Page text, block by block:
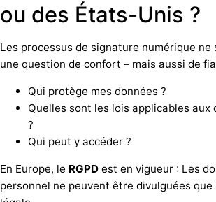
ou des États-Unis ?
Les processus de signature numérique ne
une question de confort – mais aussi de
Qui protège mes données ?
Quelles sont les lois applicables aux
?
Qui peut y accéder ?
En Europe, le RGPD est en vigueur : Les
personnel ne peuvent être divulguées que